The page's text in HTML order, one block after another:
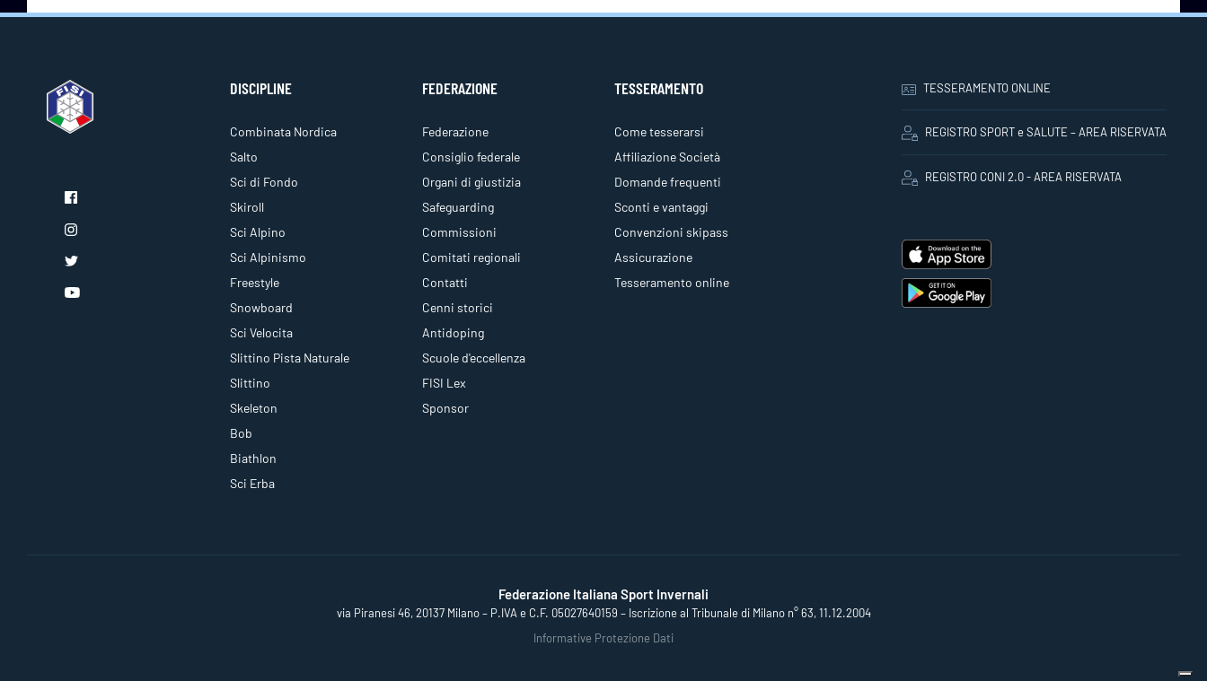
DISCIPLINE
Combinata Nordica
Salto
Sci di Fondo
Skiroll
Sci Alpino
Sci Alpinismo
Freestyle
Snowboard
Sci Velocita
Slittino Pista Naturale
Slittino
Skeleton
Bob
Biathlon
Sci Erba
FEDERAZIONE
Federazione
Consiglio federale
Organi di giustizia
Safeguarding
Commissioni
Comitati regionali
Contatti
Cenni storici
Antidoping
Scuole d'eccellenza
FISI Lex
Sponsor
TESSERAMENTO
Come tesserarsi
Affiliazione Società
Domande frequenti
Sconti e vantaggi
Convenzioni skipass
Assicurazione
Tesseramento online
TESSERAMENTO ONLINE
REGISTRO SPORT e SALUTE – AREA RISERVATA
REGISTRO CONI 2.0 - AREA RISERVATA
Federazione Italiana Sport Invernali
via Piranesi 46, 20137 Milano – P.IVA e C.F. 05027640159 – Iscrizione al Tribunale di Milano n° 63, 11.12.2004
Informative Protezione Dati